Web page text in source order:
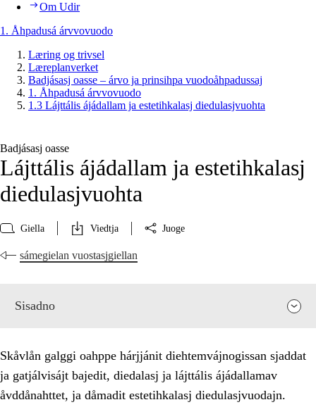
Om Udir
1. Åhpadusá árvvovuodo
Læring og trivsel
Læreplanverket
Badjásasj oasse – árvo ja prinsihpa vuodoåhpadussaj
1. Åhpadusá árvvovuodo
1.3 Lájttális ájádallam ja estetihkalasj diedulasjvuohta
Badjásasj oasse
Lájttális ájádallam ja estetihkalasj
diedulasjvuohta
Giella Viedtja Juoge
sámegielan vuostasjgiellan
Sisadno
Skåvlån galggi oahppe hárjjánit diehtemvájnogissan sjaddat
ja gatjálvisájt bajedit, diedalasj ja lájttális ájádallamav
åvddånahttet, ja dåmadit estetihkalasj diedulasjvuodajn.